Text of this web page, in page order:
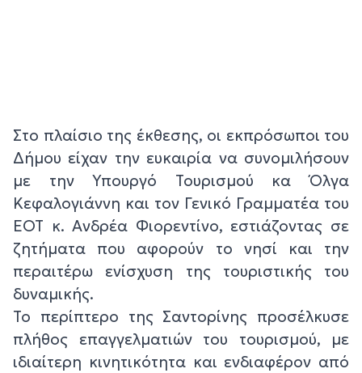
Στο πλαίσιο της έκθεσης, οι εκπρόσωποι του
Δήμου είχαν την ευκαιρία να συνομιλήσουν
με την Υπουργό Τουρισμού κα Όλγα
Κεφαλογιάννη και τον Γενικό Γραμματέα του
ΕΟΤ κ. Ανδρέα Φιορεντίνο, εστιάζοντας σε
ζητήματα που αφορούν το νησί και την
περαιτέρω ενίσχυση της τουριστικής του
δυναμικής.
Το περίπτερο της Σαντορίνης προσέλκυσε
πλήθος επαγγελματιών του τουρισμού, με
ιδιαίτερη κινητικότητα και ενδιαφέρον από